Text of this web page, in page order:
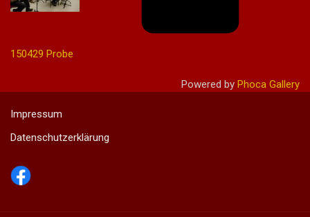
150429 Probe
Powered by Phoca Gallery
Impressum
Datenschutzerklärung